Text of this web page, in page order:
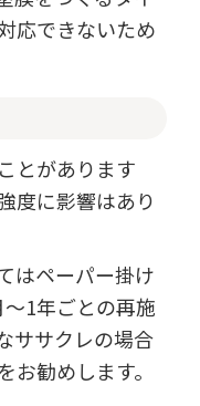
応できないため
とがあります
度に影響はあり
はペーパー掛け
1年ごとの再施
ササクレの場合
お勧めします。